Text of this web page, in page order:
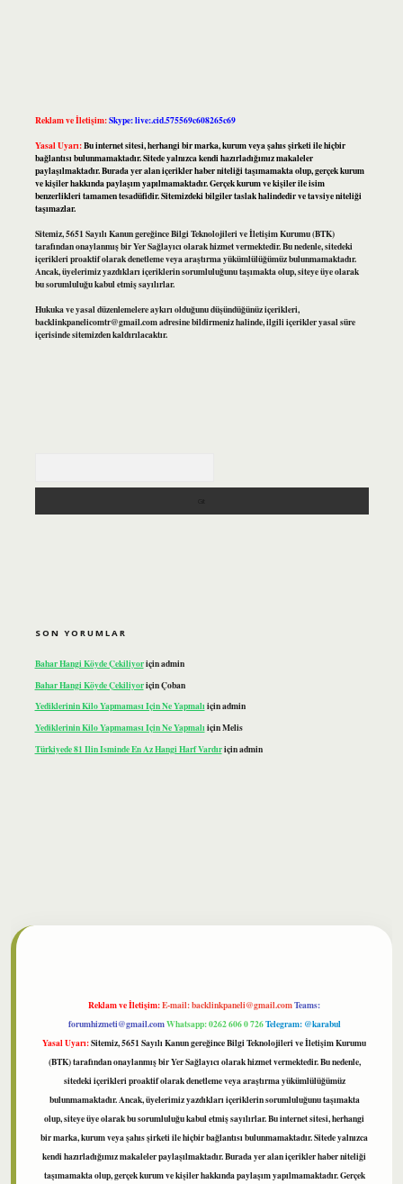
Reklam ve İletişim:Skype: live:.cid.575569c608265c69
Yasal Uyarı:Bu internet sitesi, herhangi bir marka, kurum veya şahıs şirketi ile hiçbir
bağlantısı bulunmamaktadır. Sitede yalnızca kendi hazırladığımız makaleler
paylaşılmaktadır. Burada yer alan içerikler haber niteliği taşımamakta olup, gerçek kurum
ve kişiler hakkında paylaşım yapılmamaktadır. Gerçek kurum ve kişiler ile isim
benzerlikleri tamamen tesadüfidir. Sitemizdeki bilgiler taslak halindedir ve tavsiye niteliği
taşımazlar.
Sitemiz, 5651 Sayılı Kanun gereğince Bilgi Teknolojileri ve İletişim Kurumu (BTK)
tarafından onaylanmış bir Yer Sağlayıcı olarak hizmet vermektedir. Bu nedenle, sitedeki
içerikleri proaktif olarak denetleme veya araştırma yükümlülüğümüz bulunmamaktadır.
Ancak, üyelerimiz yazdıkları içeriklerin sorumluluğunu taşımakta olup, siteye üye olarak
bu sorumluluğu kabul etmiş sayılırlar.
Hukuka ve yasal düzenlemelere aykırı olduğunu düşündüğünüz içerikleri,
backlinkpanelicomtr@gmail.comadresine bildirmeniz halinde, ilgili içerikler yasal süre
içerisinde sitemizden kaldırılacaktır.
SON YORUMLAR
Bahar Hangi Köyde Çekiliyoriçinadmin
Bahar Hangi Köyde ÇekiliyoriçinÇoban
Yediklerinin Kilo Yapmaması Için Ne Yapmalıiçinadmin
Yediklerinin Kilo Yapmaması Için Ne YapmalıiçinMelis
Türkiyede 81 Ilin Isminde En Az Hangi Harf Vardıriçinadmin
Reklam ve İletişim:E-mail:backlinkpaneli@gmail.comTeams:
forumhizmeti@gmail.comWhatsapp: 0262 606 0 726Telegram: @karabul
Yasal Uyarı:Sitemiz, 5651 Sayılı Kanun gereğince Bilgi Teknolojileri ve İletişim Kurumu
(BTK) tarafından onaylanmış bir Yer Sağlayıcı olarak hizmet vermektedir. Bu nedenle,
sitedeki içerikleri proaktif olarak denetleme veya araştırma yükümlülüğümüz
bulunmamaktadır. Ancak, üyelerimiz yazdıkları içeriklerin sorumluluğunu taşımakta
olup, siteye üye olarak bu sorumluluğu kabul etmiş sayılırlar. Bu internet sitesi, herhangi
bir marka, kurum veya şahıs şirketi ile hiçbir bağlantısı bulunmamaktadır. Sitede yalnızca
kendi hazırladığımız makaleler paylaşılmaktadır. Burada yer alan içerikler haber niteliği
taşımamakta olup, gerçek kurum ve kişiler hakkında paylaşım yapılmamaktadır. Gerçek